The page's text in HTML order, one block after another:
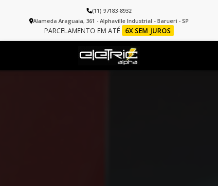
(11) 97183-8932
Alameda Araguaia, 361 - Alphaville Industrial - Barueri - SP
PARCELAMENTO EM ATÉ 6X SEM JUROS